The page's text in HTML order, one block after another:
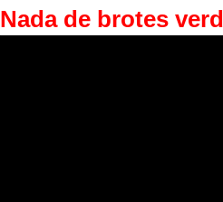
Nada de brotes